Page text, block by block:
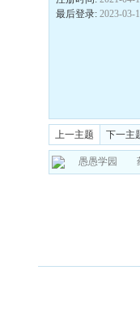
最后登录: 2023-03-
上一主题 下一主
愚愚学园